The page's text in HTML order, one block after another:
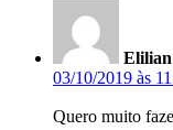
03/10/2019 às
Quero muito